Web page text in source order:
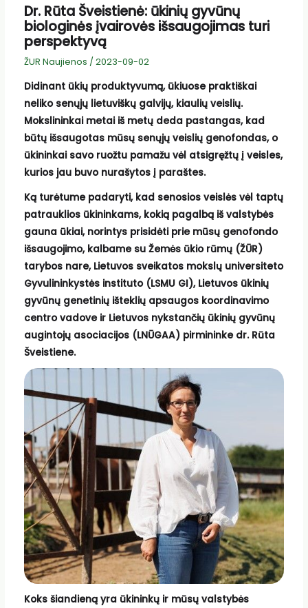
Dr. Rūta Šveistienė: ūkinių gyvūnų
biologinės įvairovės išsaugojimas turi
perspektyvą
ŽUR Naujienos / 2023-09-02
Didinant ūkių produktyvumą, ūkiuose praktiškai
neliko senųjų lietuviškų galvijų, kiaulių veislių.
Mokslininkai metai iš metų deda pastangas, kad
būtų išsaugotas mūsų senųjų veislių genofondas, o
ūkininkai savo ruožtu pamažu vėl atsigręžtų į veisles,
kurios jau buvo nurašytos į paraštes.
Ką turėtume padaryti, kad senosios veislės vėl taptų
patrauklios ūkininkams, kokią pagalbą iš valstybės
gauna ūkiai, norintys prisidėti prie mūsų genofondo
išsaugojimo, kalbame su Žemės ūkio rūmų (ŽŪR)
tarybos nare, Lietuvos sveikatos mokslų universiteto
Gyvulininkystės instituto (LSMU GI), Lietuvos ūkinių
gyvūnų genetinių išteklių apsaugos koordinavimo
centro vadove ir Lietuvos nykstančių ūkinių gyvūnų
augintojų asociacijos (LNŪGAA) pirmininke dr. Rūta
Šveistiene.
Koks šiandieną yra ūkininkų ir mūsų valstybės